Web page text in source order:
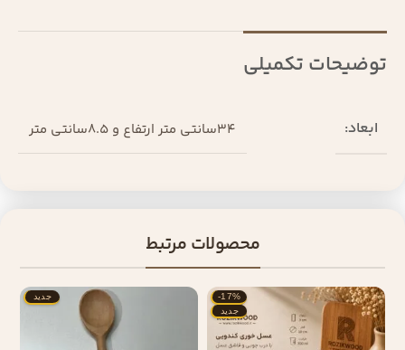
توضیحات تکمیلی
ابعاد: 34سانتی متر ارتفاع و 8.5سانتی متر
محصولات مرتبط
-17%
جدید
جدید